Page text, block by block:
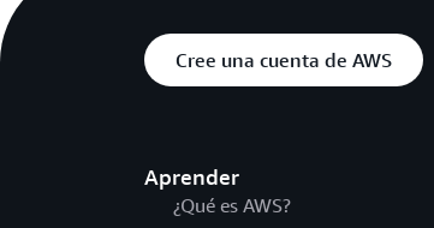
Cree una cuenta de AWS
Aprender
¿Qué es AWS?